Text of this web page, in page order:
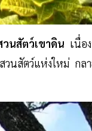
วนสัตว์เขาดิน เนื่อ
สัตว์แห่งใหม่ กล